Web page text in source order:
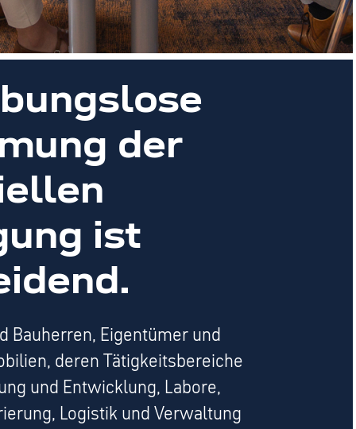
der
ist
Bauherren, Eigentümer und
deren Tätigkeitsbereiche
und Entwicklung, Labore,
Logistik und Verwaltung